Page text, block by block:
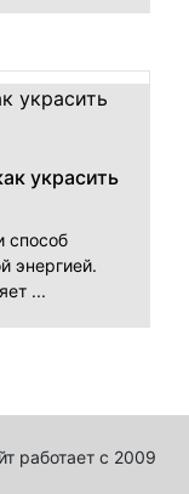
украсить
способ
энергией.
...
работает с 2009